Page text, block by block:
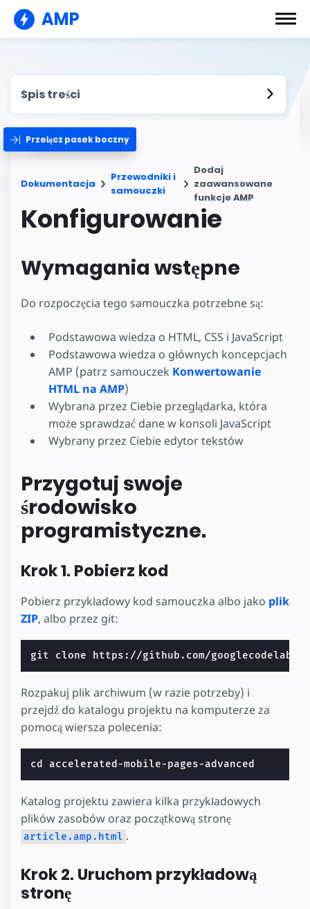
AMP
Spis treści
Przełącz pasek boczny
Dokumentacja
Przewodniki i
samouczki
Dodaj
zaawansowane
funkcje AMP
Konfigurowanie
Wymagania wstępne
Do rozpoczęcia tego samouczka potrzebne są:
Podstawowa wiedza o HTML, CSS i JavaScript
Podstawowa wiedza o głównych koncepcjach
AMP (patrz samouczek Konwertowanie
HTML na AMP)
Wybrana przez Ciebie przeglądarka, która
może sprawdzać dane w konsoli JavaScript
Wybrany przez Ciebie edytor tekstów
Przygotuj swoje
środowisko
programistyczne.
Krok 1. Pobierz kod
Pobierz przykładowy kod samouczka albo jako plik
ZIP, albo przez git:
Rozpakuj plik archiwum (w razie potrzeby) i
przejdź do katalogu projektu na komputerze za
pomocą wiersza polecenia:
cd
Katalog projektu zawiera kilka przykładowych
plików zasobów oraz początkową stronę
article.amp.html .
Krok 2. Uruchom przykładową
stronę